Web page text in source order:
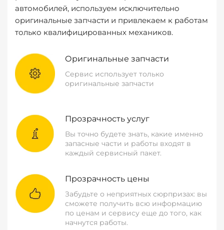
автомобилей, используем исключительно
оригинальные запчасти и привлекаем к работам
только квалифицированных механиков.
Оригинальные запчасти
Сервис использует только
оригинальные запчасти
Прозрачность услуг
Вы точно будете знать, какие именно
запасные части и работы входят в
каждый сервисный пакет.
Прозрачность цены
Забудьте о неприятных сюрпризах: вы
сможете получить всю информацию
по ценам и сервису еще до того, как
начнутся работы.